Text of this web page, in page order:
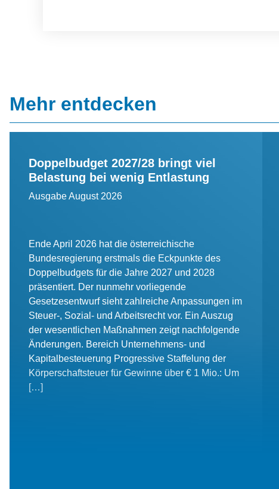
Mehr entdecken
Doppelbudget 2027/28 bringt viel
Belastung bei wenig Entlastung
Ausgabe August 2026
Ende April 2026 hat die österreichische
Bundesregierung erstmals die Eckpunkte des
Doppelbudgets für die Jahre 2027 und 2028
präsentiert. Der nunmehr vorliegende
Gesetzesentwurf sieht zahlreiche Anpassungen im
Steuer-, Sozial- und Arbeitsrecht vor. Ein Auszug
der wesentlichen Maßnahmen zeigt nachfolgende
Änderungen. Bereich Unternehmens- und
Kapitalbesteuerung Progressive Staffelung der
Körperschaftsteuer für Gewinne über € 1 Mio.: Um
[…]